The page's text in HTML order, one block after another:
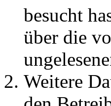
besucht
über die
Weitere